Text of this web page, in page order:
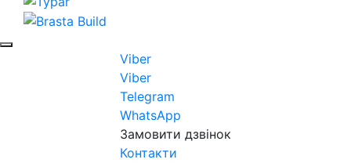
Viber
Viber
Telegram
WhatsApp
Замовити дзвінок
Контакти